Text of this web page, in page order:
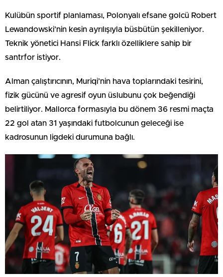
Kulübün sportif planlaması, Polonyalı efsane golcü Robert
Lewandowski’nin kesin ayrılışıyla büsbütün şekilleniyor.
Teknik yönetici Hansi Flick farklı özelliklere sahip bir
santrfor istiyor.
Alman çalıştırıcının, Muriqi’nin hava toplarındaki tesirini,
fizik gücünü ve agresif oyun üslubunu çok beğendiği
belirtiliyor. Mallorca formasıyla bu dönem 36 resmi maçta
22 gol atan 31 yaşındaki futbolcunun geleceği ise
kadrosunun ligdeki durumuna bağlı.